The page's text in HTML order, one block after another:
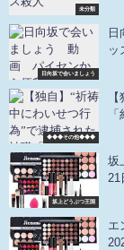
未分類
日向坂で会いましょう
ッ
◆◆◆その他◆◆◆
件
為
坂上どうぶつ王国
坂
21
エ